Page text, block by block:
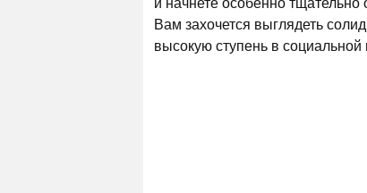
Вам захочется выглядеть
высокую ступень в социальной